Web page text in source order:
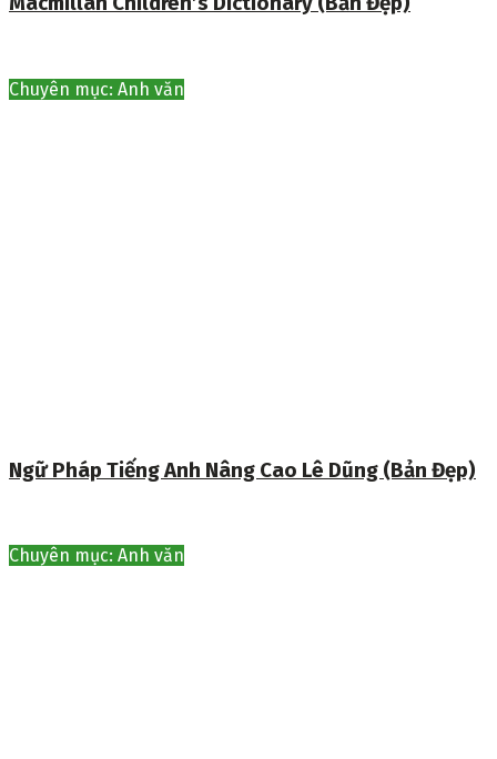
Chuyên mục: Anh văn
Ngữ Pháp Tiếng Anh Nâng Cao Lê Dũng (Bản Đẹp)
Chuyên mục: Anh văn